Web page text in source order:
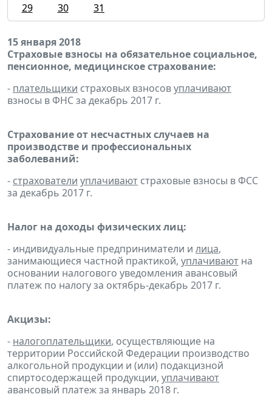
29
30 31
15 января 2018
Страховые взносы на обязательное социальное,
пенсионное, медицинское страхование:
- плательщики страховых взносовуплачивают
взносы в ФНС за декабрь 2017 г.
Страхование от несчастных случаев на
производстве и профессиональных
заболеваний:
- страхователи уплачивают страховые взносы в ФСС
за декабрь 2017 г.
Налог на доходы физических лиц:
- индивидуальные предприниматели и лица,
занимающиеся частной практикой, уплачивают на
основании налогового уведомления авансовый
платеж по налогу за октябрь-декабрь 2017 г.
Акцизы:
- налогоплательщики, осуществляющие на
территории Российской Федерации производство
алкогольной продукции и (или) подакцизной
спиртосодержащей продукции, уплачивают
авансовый платеж за январь 2018 г.